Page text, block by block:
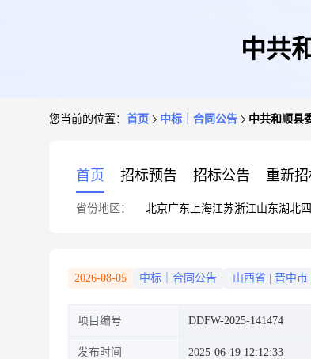
中共
您当前的位置： 首页 中标｜合同公告 中共和顺县
首页 招标预告 招标公告 重新
省份地区： 北京广东 上海江苏浙江山东湖北
2026-08-05 中标｜合同公告 山西省 晋中市
项目编号 DDFW-2025-141474
发布时间 2025-06-19 12:12:33